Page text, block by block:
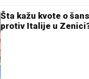
Šta kažu kvote o
protiv Italije u